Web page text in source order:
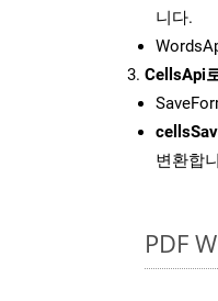
니다.
CellsApi
변환합
PDF